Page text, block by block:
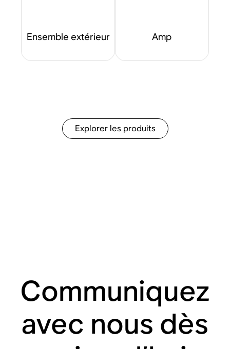
Ensemble extérieur Amp
Explorer les produits
Communiquez
avec nous dès